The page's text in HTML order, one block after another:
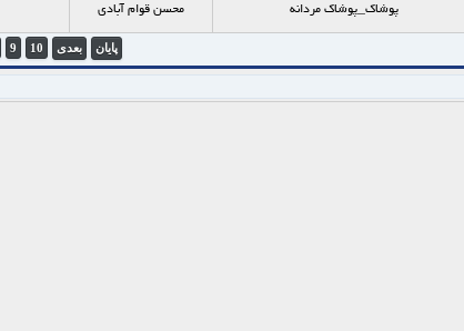
پوشاک_پوشاک مردانه محسن قوام آبادی
9 10 بعدی پایان